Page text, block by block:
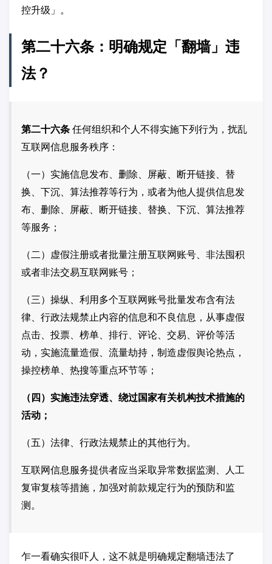
控升级」。
第二十六条：明确规定「翻墙」违
法？
第二十六条任何组织和个人不得实施下列行为，扰乱
互联网信息服务秩序：
（一）实施信息发布、删除、屏蔽、断开链接、替
换、下沉、算法推荐等行为，或者为他人提供信息发
布、删除、屏蔽、断开链接、替换、下沉、算法推荐
等服务；
（二）虚假注册或者批量注册互联网账号、非法囤积
或者非法交易互联网账号；
（三）操纵、利用多个互联网账号批量发布含有法
律、行政法规禁止内容的信息和不良信息，从事虚假
点击、投票、榜单、排行、评论、交易、评价等活
动，实施流量造假、流量劫持，制造虚假舆论热点，
操控榜单、热搜等重点环节等；
（四）实施违法穿透、绕过国家有关机构技术措施的
活动；
（五）法律、行政法规禁止的其他行为。
互联网信息服务提供者应当采取异常数据监测、人工
复审复核等措施，加强对前款规定行为的预防和监
测。
乍一看确实很吓人，这不就是明确规定翻墙违法了